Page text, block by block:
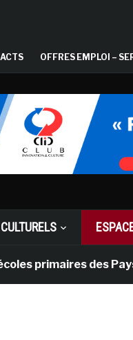
OFFRES EMPLOI –
des Pays-bas